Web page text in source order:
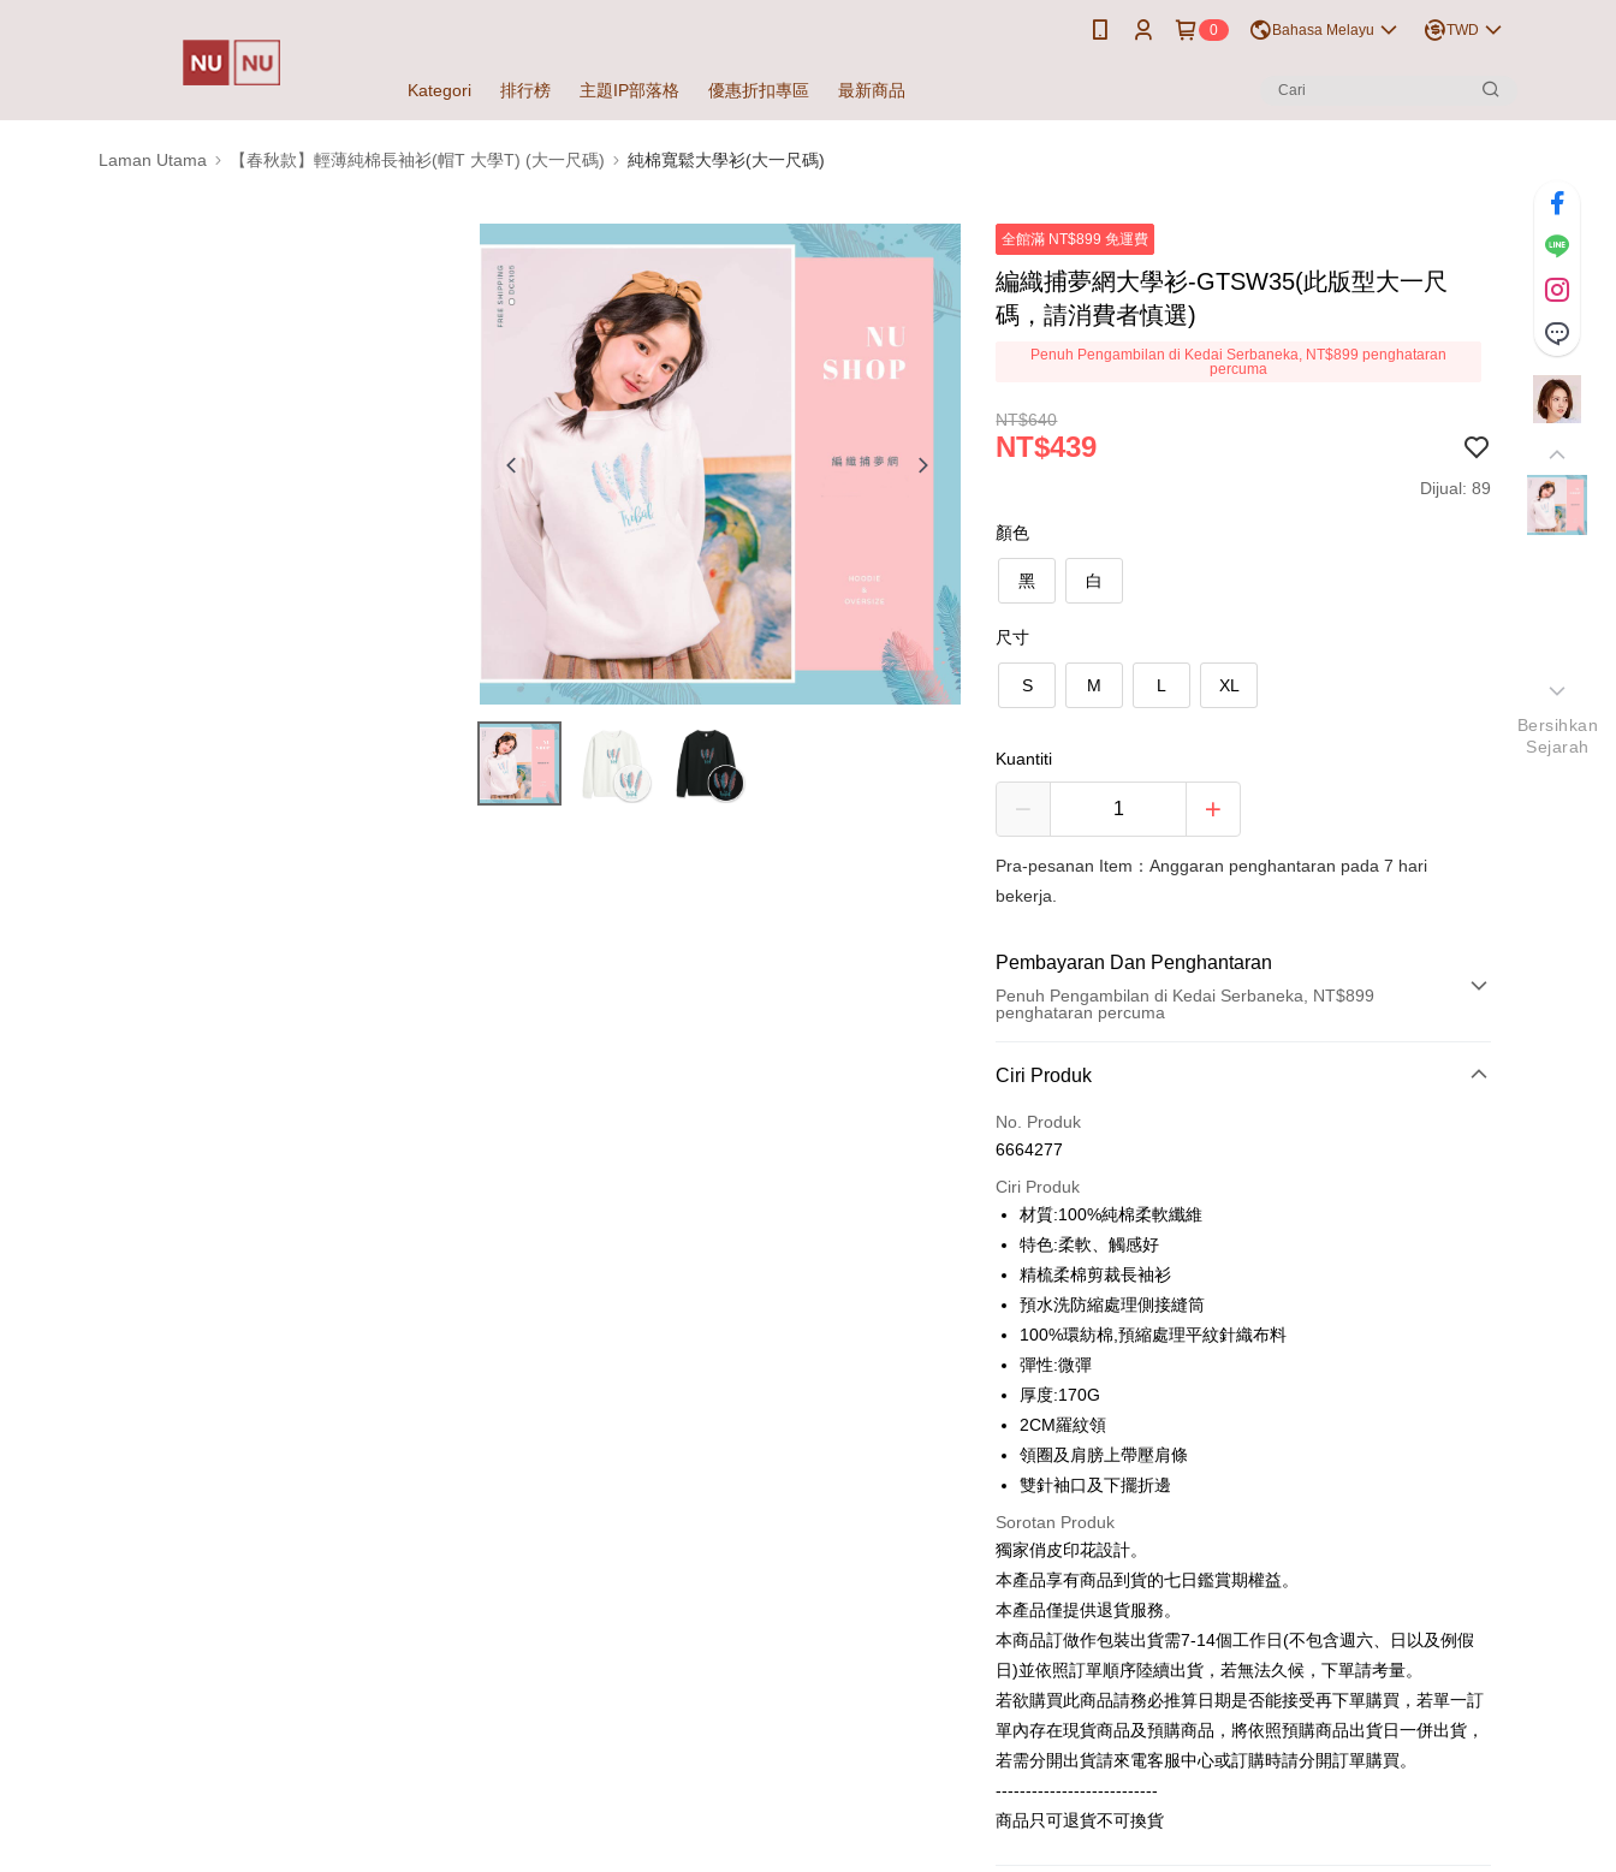
0 Bahasa Melayu TWD
Kategori 排行榜 主題IP部落格 優惠折扣專區 最新商品
Laman Utama 【春秋款】輕薄純棉長袖衫(帽T 大學T) (大一尺碼) 純棉寬鬆大學衫(大一尺碼)
全館滿 NT$899 免運費
編織捕夢網大學衫-GTSW35(此版型大一尺
碼，請消費者慎選)
Penuh Pengambilan di Kedai Serbaneka, NT$899 penghataran
percuma
NT$640
NT$439
Dijual: 89
顏色
黑 白
尺寸
S M L XL
Kuantiti
Pra-pesanan Item：Anggaran penghantaran pada 7 hari
bekerja.
Pembayaran Dan Penghantaran
Penuh Pengambilan di Kedai Serbaneka, NT$899
penghataran percuma
Kaedah Pembayaran
Kad Kredit (Bayaran Penuh)
Ansuran Kad Kredit
3 ansuran pada kadar faedah 0,
Taiwan Cooperative Bank
Bank
The Shanghai
Commercial & Savings
Bank
Fubon
Bank Cathay United
Taiwan Business Bank
HSBC Bank (Taiwan)
Limited
Union Bank of Taiwan
Yuanta Commercial Bank
Bank SinoPac
Bank Komersial E.SUN
Bank Antarabangsa
Taishin
Bank CTBC
Syarikat Kad Kredit
6 ansuran pada kadar faedah 0,
ansuran
Taiwan Cooperative Bank
Hua Nan Commercial Bank
Chang Hwa Commercial Bank
Savings Bank
Bank Cathay United
Taiwan Business Bank
HSBC Bank (Taiwan) Limited
Yuanta Commercial Bank
Bank Komersial E.SUN
Bank Antarabangsa Taishin
Bank CTBC
Syarikat Kad Kredit Rakuten
Taiwan
12 ansuran pada kadar faedah 0,
Taiwan Cooperative Bank
Bank Komersial Pertama
Hua Nan Commercial
Bank
Commercial & Savings
Bank
Bank Cathay United
HSBC Bank (Taiwan)
Limited
Hwatai Bank
Union Bank of Taiwan
Far Eastern International
Bank
Yuanta Commercial Bank
Bank SinoPac
Bank Komersial E.SUN
DBS Bank
Bank Antarabangsa
Taishin
Bank CTBC
Syarikat Kad Kredit
Rakuten Taiwan
Pengambilan di Kedai Serbaneka
LINE Pay
Apple Pay
JKOPAY
Easy Wallet
Google Pay
Plus PAY
OP Pay Later
Deskripsi
[Terma Penggunaan untuk OP Pay Later]
Perkhidmatan ini disediakan oleh Taiwan Mobile dan tersedia untuk
pengguna Taiwan Mobile tanpa memerlukan permohonan tambahan.
Jika anda memilih OP Pay Later sebagai kaedah pembayaran, sistem
akan mengarahkan anda secara automatik ke proses transaksi OP Pay
AFTEE
Deskripsi
Pertama, Mengenai Perkhidmatan AFTEE Beli Sekarang Bayar
Kemudian
1. Dengan memilih AFTEE sebagai kaedah pembayaran, mesej
Pemindahan ATM
Ciri Produk
No. Produk
6664277
Ciri Produk
材質:100%純棉柔軟纖維
特色:柔軟、觸感好
精梳柔棉剪裁長袖衫
預水洗防縮處理側接縫筒
100%環紡棉,預縮處理平紋針織布料
彈性:微彈
厚度:170G
2CM羅紋領
領圈及肩膀上帶壓肩條
雙針袖口及下擺折邊
Sorotan Produk
獨家俏皮印花設計。
本產品享有商品到貨的七日鑑賞期權益。
本產品僅提供退貨服務。
本商品訂做作包裝出貨需7-14個工作日(不包含週六、日以及例假
日)並依照訂單順序陸續出貨，若無法久候，下單請考量。
若欲購買此商品請務必推算日期是否能接受再下單購買，若單一訂
單內存在現貨商品及預購商品，將依照預購商品出貨日一併出貨，
若需分開出貨請來電客服中心或訂購時請分開訂單購買。
---------------------------
商品只可退貨不可換貨
Bersihkan
Sejarah